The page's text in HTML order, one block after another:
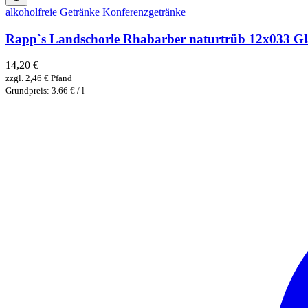
alkoholfreie Getränke Konferenzgetränke
Rapp`s Landschorle Rhabarber naturtrüb 12x033
14,20 €
zzgl. 2,46 € Pfand
Grundpreis: 3.66 € / l